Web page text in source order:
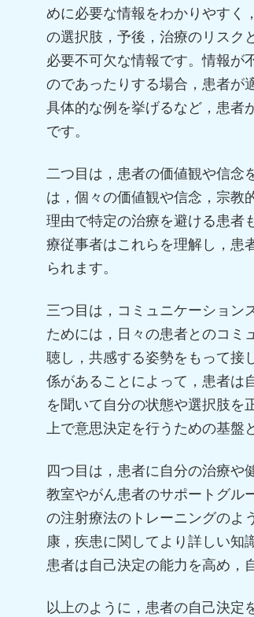
めに必要な情報をわかりやすく
の選択肢，予後，治療のリスク
必要不可欠な情報です。情報が
のであったりする場合，患者が
具体的な例を挙げるなど，患者
です。
二つ目は，患者の価値観や信念
は，個々の価値観や信念，宗教
理由で特定の治療を避ける患者
療従事者はこれらを理解し，患
られます。
三つ目は，コミュニケーション
ためには，日々の患者とのコミ
聴し，共感する姿勢をもって接
係があることによって，患者は
を聞いて自分の状態や選択肢を
上で意思決定を行うための基盤
四つ目は，患者に自分の治療や
教室やがん患者のサポートグル
の注射療法のトレーニングのよ
康，疾患に関してより詳しい知
患者は自己決定の能力を高め，
以上のように，患者の自己決定